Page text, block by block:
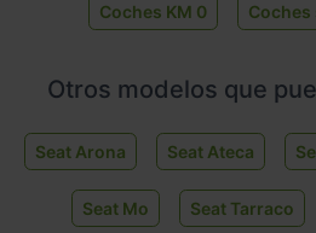
Coches KM 0 Coches
Otros modelos que
Seat Arona Seat Ateca
Seat Mo Seat Tarraco